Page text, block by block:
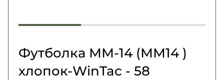
Возврат и обмен
Футболка ММ-14 (ММ14 )
хлопок-WinTac - 58